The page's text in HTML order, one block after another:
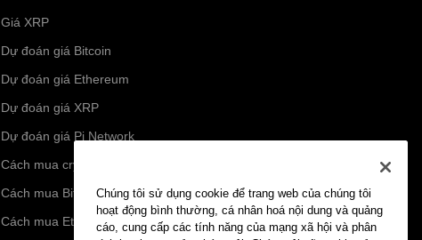
Giá XRP
Dự đoán giá Bitcoin
Dự đoán giá Ethereum
Dự đoán giá XRP
Dự đoán giá Pi Network
Cách mua crypto
Cách mua Bitcoin
Cách mua Ethereum
Chúng tôi sử dụng cookie để trang web của chúng tôi
hoạt động bình thường, cá nhân hoá nội dung và quảng
cáo, cung cấp các tính năng của mạng xã hội và phân